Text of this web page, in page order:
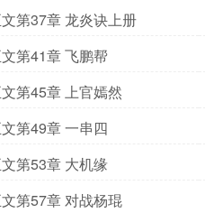
第37章 龙炎诀上册
第41章 飞鹏帮
第45章 上官嫣然
第49章 一串四
第53章 大机缘
第57章 对战杨琨